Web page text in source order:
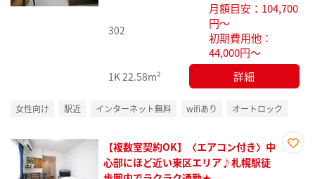
録
302
月額目安：104,700
円～
初期費用他：
44,000円～
1K22.58m² 詳細
女性向け 駅近 インターネット無料 wifiあり オートロック
【複数室契約OK】〈エアコン付き〉中
心部にほど近い東区エリア♪札幌駅徒